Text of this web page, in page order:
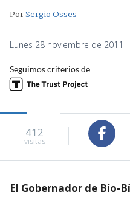
PorSergio Osses
Lunes 28 noviembre de 2011
Seguimos criterios de
412
visitas
El Gobernador de Bío-